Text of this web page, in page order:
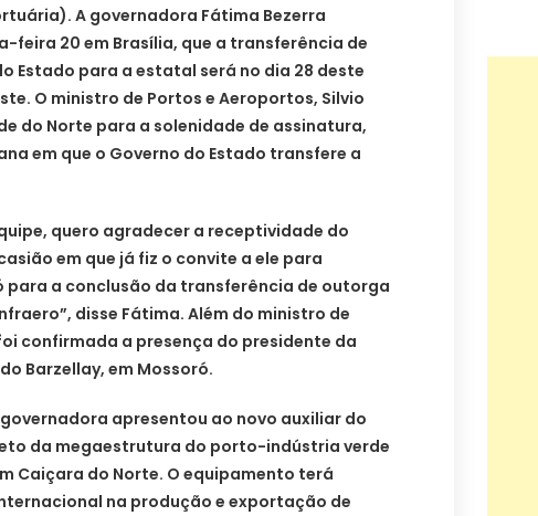
A governadora Fátima Bezerra
feira 20 em Brasília, que a transferência de
Estado para a estatal será no dia 28 deste
O ministro de Portos e Aeroportos, Silvio
do Norte para a solenidade de assinatura,
em que o Governo do Estado transfere a
quero agradecer a receptividade do
em que já fiz o convite a ele para
para a conclusão da transferência de outorga
disse Fátima. Além do ministro de
confirmada a presença do presidente da
Barzellay, em Mossoró.
apresentou ao novo auxiliar do
da megaestrutura do porto-indústria verde
Caiçara do Norte. O equipamento terá
na produção e exportação de